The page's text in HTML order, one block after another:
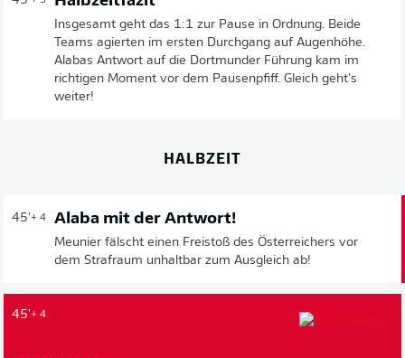
Insgesamt geht das 1:1 zur Pause in Ordnung. Beide
Teams agierten im ersten Durchgang auf Augenhöhe.
Alabas Antwort auf die Dortmunder Führung kam im
richtigen Moment vor dem Pausenpfiff. Gleich geht's
weiter!
HALBZEIT
45'+ 4 Alaba mit der Antwort!
Meunier fälscht einen Freistoß des Österreichers vor
dem Strafraum unhaltbar zum Ausgleich ab!
45'+ 4